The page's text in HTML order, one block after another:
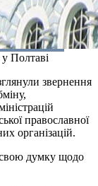
Полтаві
звернення
православної
організацій.
думку щодо